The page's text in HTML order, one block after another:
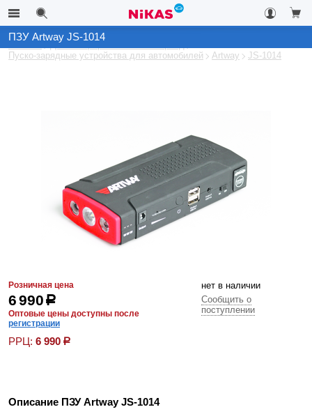
Для комфорта в зимний период
Пуско-зарядные устройства для автомобилей
Artway JS-1014
ПЗУ Artway JS-1014
Розничная цена
6 990р
Оптовые цены доступны после
регистрации
РРЦ: 6 990 р
нет в наличии
Сообщить о
поступлении
Описание ПЗУ Artway JS-1014